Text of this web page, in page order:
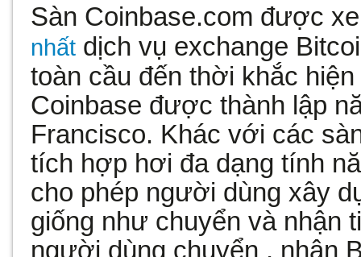
Sàn Coinbase.com được
nhất dịch vụ exchange
toàn cầu đến thời khắc
Coinbase được thành lập
Francisco. Khác với các
tích hợp hơi đa dạng tính
cho phép người dùng xây
giống như chuyển và nhận
người dùng chuyển , nhận